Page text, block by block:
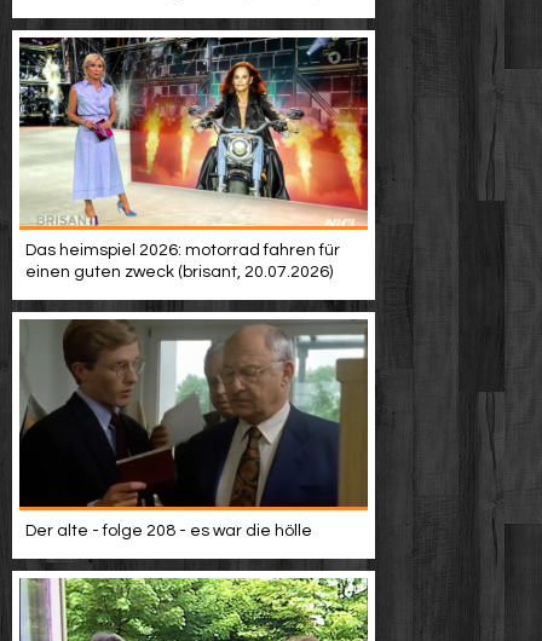
Das heimspiel 2026: motorrad fahren für
einen guten zweck (brisant, 20.07.2026)
Der alte - folge 208 - es war die hölle